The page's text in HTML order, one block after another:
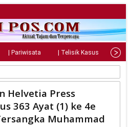
| Pariwisata | Telisik Kasus |
Helvetia Press
363 Ayat (1) ke 4e
Muhammad